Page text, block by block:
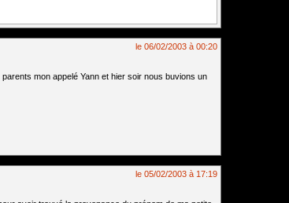
le 06/02/2003 à 00:20
mon appelé Yann et hier soir nous buvions un
le 05/02/2003 à 17:19